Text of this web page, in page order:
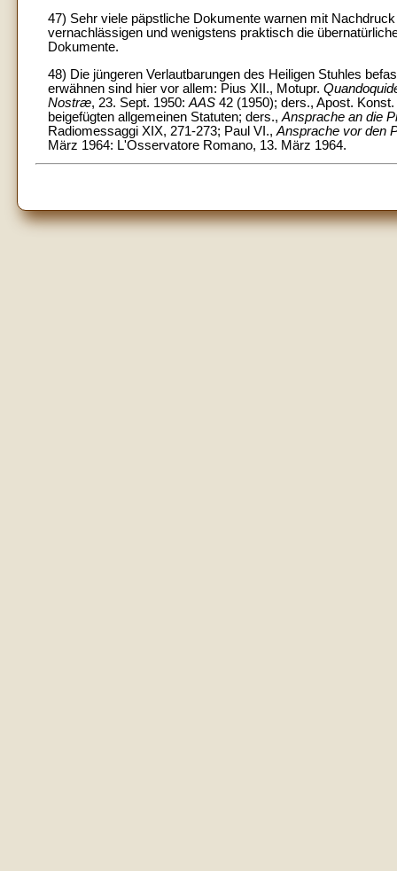
47) Sehr viele päpstliche Dokumente warnen mit
vernachlässigen und wenigstens praktisch die
Dokumente.
48) Die jüngeren Verlautbarungen des Heiligen Stuhles
erwähnen sind hier vor allem: Pius XII., Motupr.
Nostræ, 23. Sept. 1950: AAS 42 (1950); ders., Apost.
beigefügten allgemeinen Statuten; ders., Ansprache an die
Radiomessaggi XIX, 271-273; Paul VI., Ansprache vor den
März 1964: L'Osservatore Romano, 13. März 1964.